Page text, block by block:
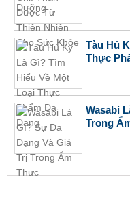
Tàu Hủ
Thực
Wasabi
Trong